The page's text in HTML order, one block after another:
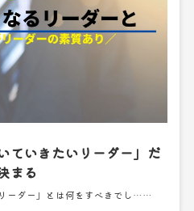
ていきたいリーダー」だ
まる
ーダー」とは何をすべきでし……